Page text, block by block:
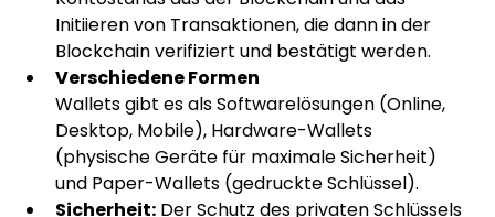
Initiieren von Transaktionen, die dann in der
Blockchain verifiziert und bestätigt werden.
Verschiedene Formen
Wallets gibt es als Softwarelösungen (Online,
Desktop, Mobile), Hardware-Wallets
(physische Geräte für maximale Sicherheit)
und Paper-Wallets (gedruckte Schlüssel).
Sicherheit: Der Schutz des privaten Schlüssels